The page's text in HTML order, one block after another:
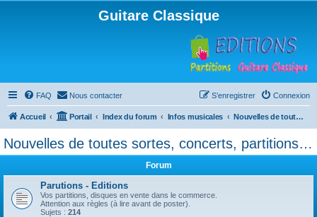
Guitare Classique
FAQ Nous contacter Connexion
S’enregistrer
Accueil Portail Index du forum Infos musicales Nouvelles de toutes sortes, concerts, partitions…
Nouvelles de toutes sortes, concerts, partitions…
Forum
Parutions - Editions
Vos partitions, disques en vente dans le commerce.
Attention aux règles (à lire avant de poster).
Sujets : 214